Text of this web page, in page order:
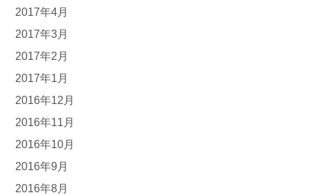
2017年4月
2017年3月
2017年2月
2017年1月
2016年12月
2016年11月
2016年10月
2016年9月
2016年8月